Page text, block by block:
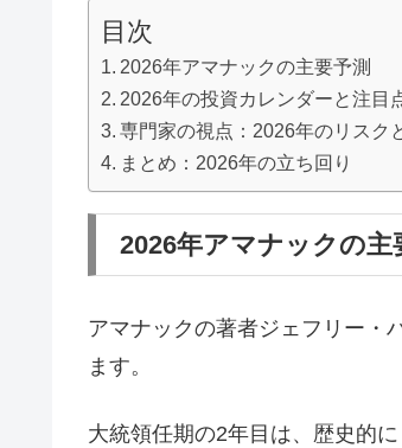
目次
2026年アマナックの主要予測
2026年の投資カレンダーと注目
専門家の視点：2026年のリスク
まとめ：2026年の立ち回り
2026年アマナックの主
アマナックの著者ジェフリー・
ます。
大統領任期の2年目は、歴史的